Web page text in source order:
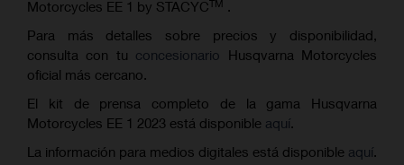
Motorcycles EE 1 by STACYCTM .
Para más detalles sobre precios y disponibilidad,
consulta con tu concesionario Husqvarna Motorcycles
oficial más cercano.
El kit de prensa completo de la gama Husqvarna
Motorcycles EE 1 2023 está disponible aquí.
La información para medios digitales está disponible aquí.